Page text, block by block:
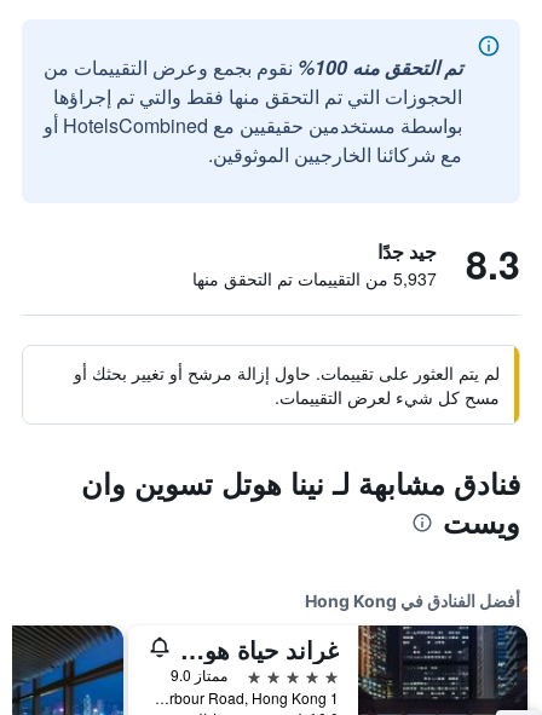
تم التحقق منه 100%
نقوم بجمع وعرض التقييمات من
الحجوزات التي تم التحقق منها فقط والتي تم إجراؤها
بواسطة مستخدمين حقيقيين مع HotelsCombined أو
مع شركائنا الخارجيين الموثوقين.
8.3 جيد جدًا
5,937 من التقييمات تم التحقق منها
لم يتم العثور على تقييمات. حاول إزالة مرشح أو تغيير بحثك أو
مسح كل شيء لعرض التقييمات.
فنادق مشابهة لـ نينا هوتل تسوين وان
ويست
أفضل الفنادق في Hong Kong
غراند حياة هونغ كونغ
5 نجوم
ممتاز 9.0
1 Harbour Road, Hong Kong, هونغ كونغ